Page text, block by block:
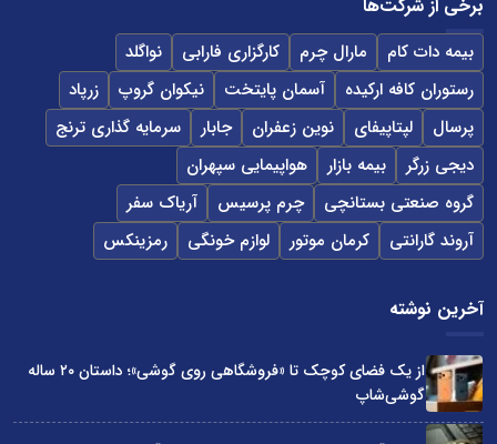
برخی از شرکت‌ها
بیمه دات کام مارال چرم کارگزاری فارابی
نواگلد
رستوران کافه ارکیده
آسمان پایتخت نیکوان گروپ
زرپاد
پرسال
لپتاپیفای نوین زعفران جابار
سرمایه گذاری ترنج
دیجی زرگر
بیمه بازار
هواپیمایی سپهران
گروه صنعتی بستانچی
چرم پرسیس
آریاک سفر
آروند گارانتی
کرمان موتور لوازم خونگی رمزینکس
آخرین نوشته
از یک فضای کوچک تا «فروشگاهی روی گوشی»؛ داستان ۲۰ ساله
گوشی‌شاپ